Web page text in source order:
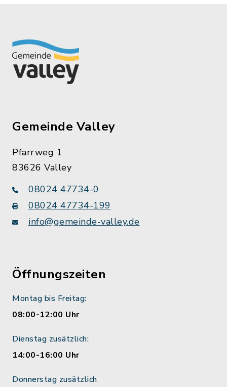
Gemeinde Valley
Pfarrweg 1
83626 Valley
08024 47734-0
08024 47734-199
info@gemeinde-valley.de
Öffnungszeiten
Montag bis Freitag:
08:00-12:00 Uhr
Dienstag zusätzlich:
14:00-16:00 Uhr
Donnerstag zusätzlich